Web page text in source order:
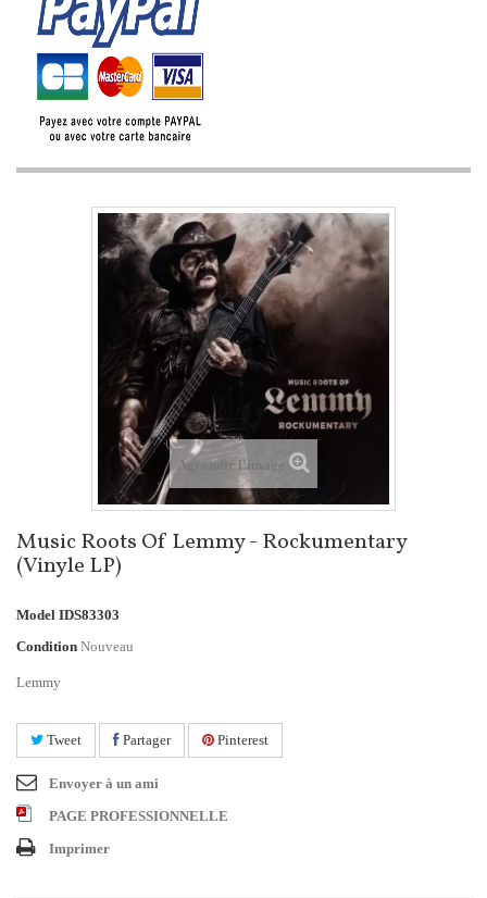
Agrandir l'image
Music Roots Of Lemmy - Rockumentary
(Vinyle LP)
Model IDS83303
Condition Nouveau
Lemmy
Tweet Partager Pinterest
Envoyer à un ami
PAGE PROFESSIONNELLE
Imprimer